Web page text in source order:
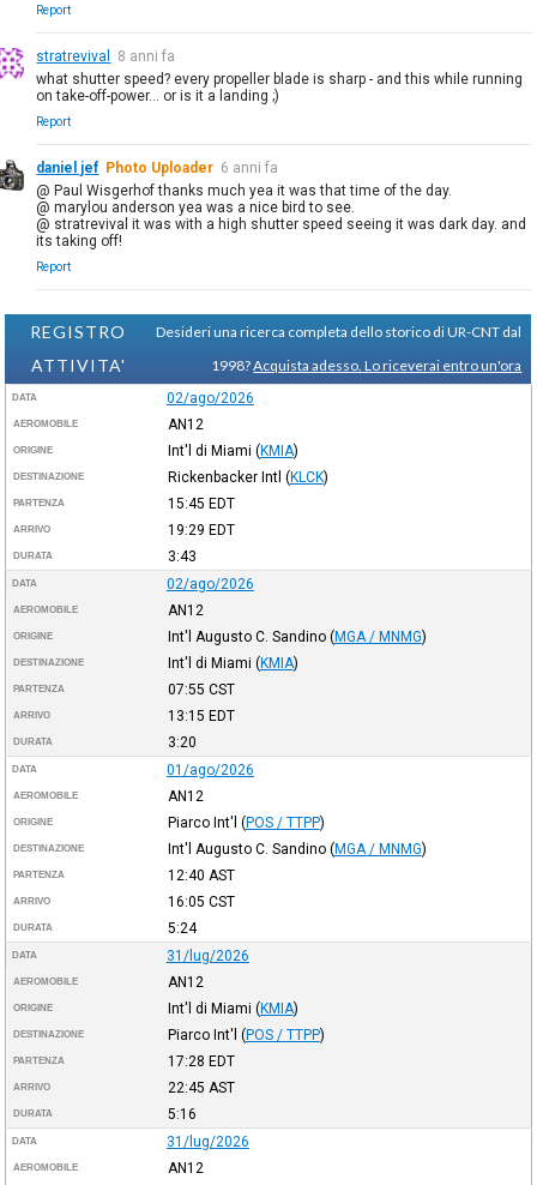
Report
stratrevival
8 anni fa
what shutter speed? every propeller blade is sharp - and this while running
on take-off-power... or is it a landing ;)
Report
daniel jef Photo Uploader 6 anni fa
@ Paul Wisgerhof thanks much yea it was that time of the day.
@ marylou anderson yea was a nice bird to see.
@ stratrevival it was with a high shutter speed seeing it was dark day. and
its taking off!
Report
REGISTRO
ATTIVITA'
Desideri una ricerca completa dello storico di UR-CNT dal
1998?Acquista adesso. Lo riceverai entro un'ora
DATA 02/ago/2026
AEROMOBILE AN12
ORIGINE Int'l di Miami (KMIA)
DESTINAZIONE Rickenbacker Intl (KLCK)
PARTENZA 15:45 EDT
ARRIVO 19:29 EDT
DURATA 3:43
DATA 02/ago/2026
AEROMOBILE AN12
ORIGINE Int'l Augusto C. Sandino (MGA / MNMG)
DESTINAZIONE Int'l di Miami (KMIA)
PARTENZA 07:55 CST
ARRIVO 13:15 EDT
DURATA 3:20
DATA 01/ago/2026
AEROMOBILE AN12
ORIGINE Piarco Int'l (POS / TTPP)
DESTINAZIONE Int'l Augusto C. Sandino (MGA / MNMG)
PARTENZA 12:40 AST
ARRIVO 16:05 CST
DURATA 5:24
DATA 31/lug/2026
AEROMOBILE AN12
ORIGINE Int'l di Miami (KMIA)
DESTINAZIONE Piarco Int'l (POS / TTPP)
PARTENZA 17:28 EDT
ARRIVO 22:45 AST
DURATA 5:16
DATA 31/lug/2026
AEROMOBILE AN12